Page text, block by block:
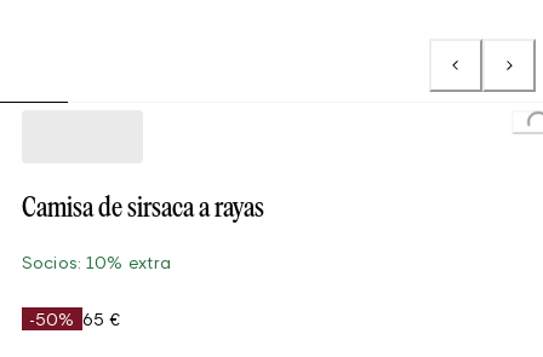
Camisa de sirsaca a rayas
Socios: 10% extra
-50% 65 €